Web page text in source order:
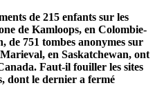
de 215 enfants sur les
de Kamloops, en Colombie-
de 751 tombes anonymes sur
en Saskatchewan, ont
Faut-il fouiller les sites
dont le dernier a fermé